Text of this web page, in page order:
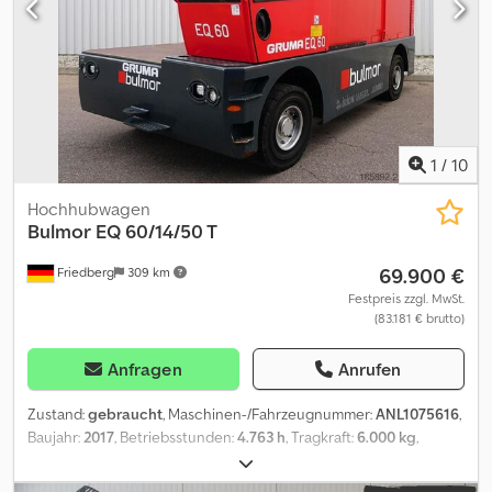
Blinker - Blitzleuchte Cjdpfx Alozmkcaj Asha - Warnton bei
Rückwärtsfahrt - Spot hinten: BlueSpot - Tischbreite: 1200 mm -
Dachschutzgitter - Panoramaspiegel - Radio - Fahrersitz Komfort
(Stoffbezug) - Einpedal - Joystick-Bedienung - Plattform mit
Siebdruckplatten - Abstandswarner und Kamera hinten - LSP 0.6
Ref: ANL1069450
1 / 10
Friedberg 309 km
Hochhubwagen
Bulmor EQ 60/14/50 T
69.900 €
Festpreis zzgl. MwSt.
(83.181 € brutto)
Anfragen Anrufen
Zustand:gebraucht, Maschinen-/Fahrzeugnummer:ANL1075616,
Baujahr:2017, Betriebsstunden:4.763 h, Tragkraft:6.000 kg,
1.720 mm
mm, Masttyp:Triplex, Batteriekapazität:1.240 Ah,